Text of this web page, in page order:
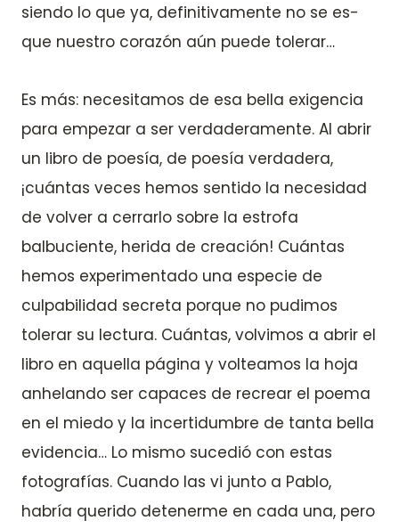
siendo lo que ya, definitivamente no se es-
que nuestro corazón aún puede tolerar…
Es más: necesitamos de esa bella exigencia
para empezar a ser verdaderamente. Al abrir
un libro de poesía, de poesía verdadera,
¡cuántas veces hemos sentido la necesidad
de volver a cerrarlo sobre la estrofa
balbuciente, herida de creación! Cuántas
hemos experimentado una especie de
culpabilidad secreta porque no pudimos
tolerar su lectura. Cuántas, volvimos a abrir el
libro en aquella página y volteamos la hoja
anhelando ser capaces de recrear el poema
en el miedo y la incertidumbre de tanta bella
evidencia… Lo mismo sucedió con estas
fotografías. Cuando las vi junto a Pablo,
habría querido detenerme en cada una, pero